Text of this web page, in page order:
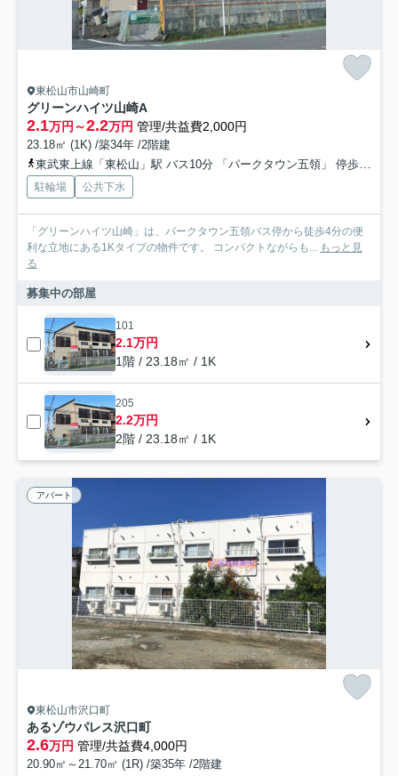
東松山市山崎町
グリーンハイツ山崎A
2.1万円～2.2万円 管理/共益費2,000円
23.18㎡ (1K) /築34年 /2階建
東武東上線「東松山」駅 バス10分 「パークタウン五領」 停歩4分
駐輪場 公共下水
「グリーンハイツ山崎」は、パークタウン五領バス停から徒歩4分の便
利な立地にある1Kタイプの物件です。 コンパクトながらも... もっと見
る
募集中の部屋
101
2.1万円
1階 / 23.18㎡ / 1K
205
2.2万円
2階 / 23.18㎡ / 1K
アパート
東松山市沢口町
あるゾウパレス沢口町
2.6万円 管理/共益費4,000円
20.90㎡～21.70㎡ (1R) /築35年 /2階建